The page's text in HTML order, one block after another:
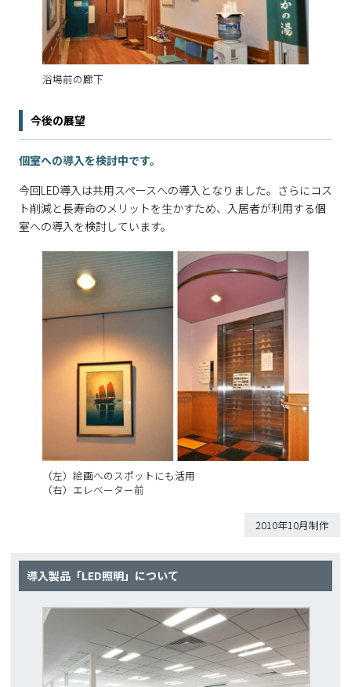
浴場前の廊下
今後の展望
個室への導入を検討中です。
今回LED導入は共用スペースへの導入となりました。さらにコス
ト削減と長寿命のメリットを生かすため、入居者が利用する個
室への導入を検討しています。
（左）絵画へのスポットにも活用
（右）エレベーター前
2010年10月制作
導入製品「LED照明」について